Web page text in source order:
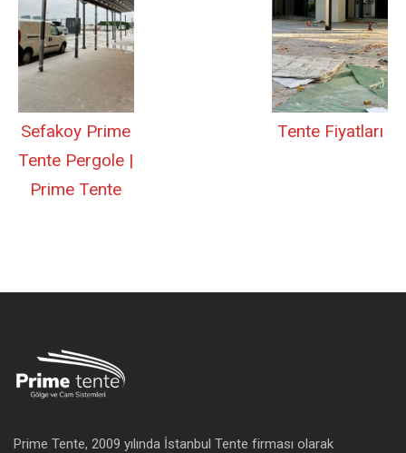
Sefakoy Prime
Tente Pergole |
Prime Tente
Tente Fiyatları
Prime Tente, 2009 yılında İstanbul Tente firması olarak